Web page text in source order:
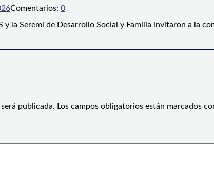
Comentarios: 0
y la Seremi de Desarrollo Social y Familia invitaron a la
publicada. Los campos obligatorios están marcados